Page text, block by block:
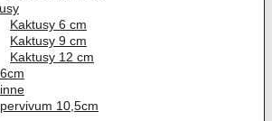
Kaktusy 6 cm
Kaktusy 9 cm
Kaktusy 12 cm
10,5cm